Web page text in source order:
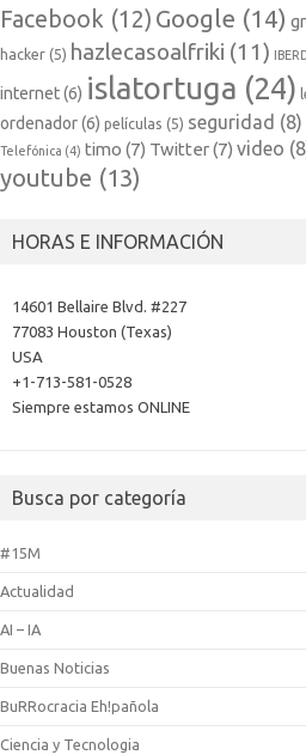
Facebook (12) Google (14)
hacker (5) hazlecasoalfriki (11)
internet(6) islatortuga (24)
ordenador(6) películas (5) seguridad (8)
Telefónica (4) timo (7) Twitter(7) video
youtube (13)
HORAS E INFORMACIÓN
14601 Bellaire Blvd. #227
77083 Houston (Texas)
USA
+1-713-581-0528
Siempre estamos ONLINE
Busca por categoría
#15M
Actualidad
AI – IA
Buenas Noticias
BuRRocracia Eh!pañola
Ciencia y Tecnologia